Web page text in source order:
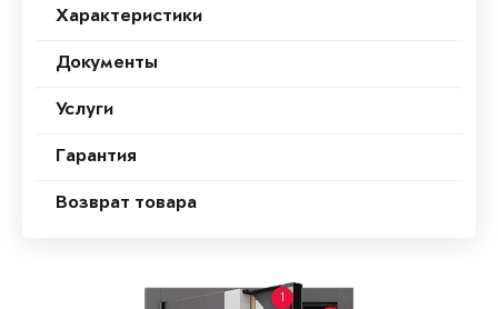
Характеристики
Документы
Услуги
Гарантия
Возврат товара
1